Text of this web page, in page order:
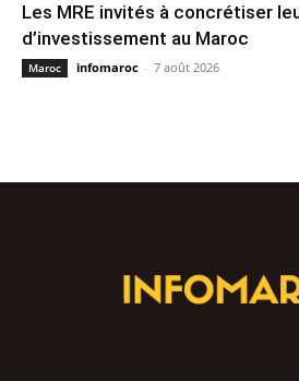
Les MRE invités à concrétiser
d’investissement au Maroc
Maroc infomaroc - 7 août 2026